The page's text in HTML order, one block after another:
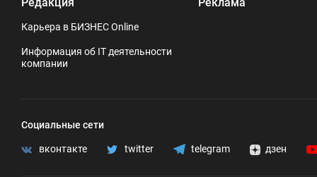
Карьера в БИЗНЕС Online
Информация об IT деятельности
компании
Социальные сети
вконтакте twitter telegram дзен